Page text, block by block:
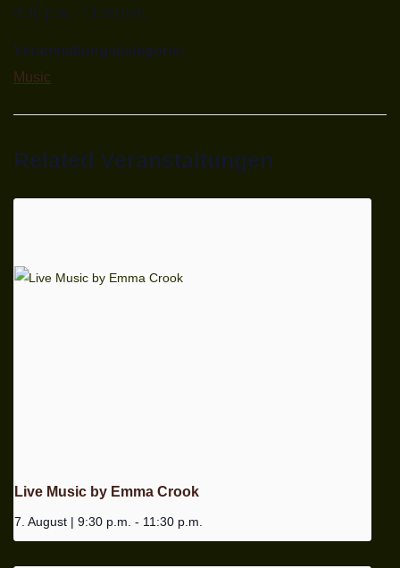
9:30 p.m. - 11:30 p.m.
Veranstaltungskategorie:
Music
Related Veranstaltungen
Live Music by Emma Crook
7. August | 9:30 p.m. - 11:30 p.m.